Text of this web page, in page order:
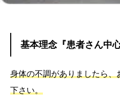
基本理念『患者さん中
身体の不調がありましたら、
下さい。